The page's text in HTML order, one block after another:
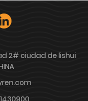
2# ciudad de lishui